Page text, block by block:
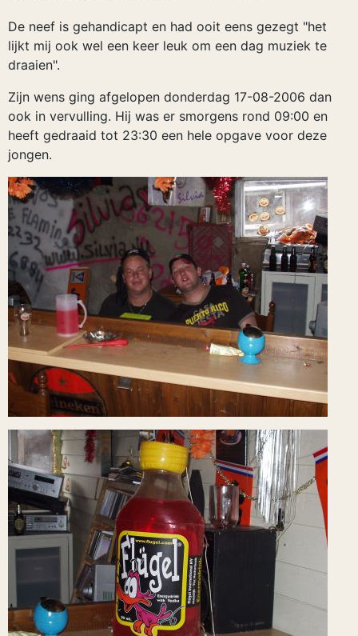
De neef is gehandicapt en had ooit eens gezegt "het
lijkt mij ook wel een keer leuk om een dag muziek te
draaien".
Zijn wens ging afgelopen donderdag 17-08-2006 dan
ook in vervulling. Hij was er smorgens rond 09:00 en
heeft gedraaid tot 23:30 een hele opgave voor deze
jongen.